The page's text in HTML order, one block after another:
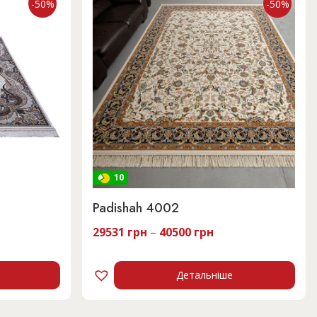
-50%
10
-50%
Padishah 4002
29531 грн – 40500 грн
Детальніше